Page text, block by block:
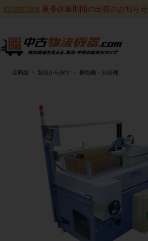
出荷のお知らせ 夏季休業期間の出荷のお知らせ
全商品 製品から探す 梱包機・封函機